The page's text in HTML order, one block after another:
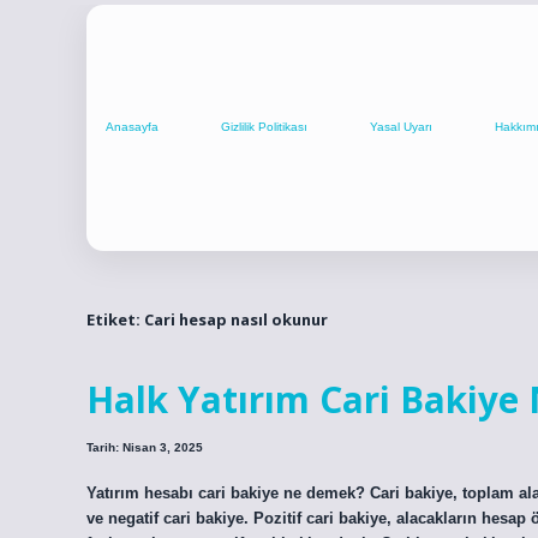
Anasayfa Gizlilik Politikası Yasal Uyarı
Etiket: Cari hesap nasıl okunur
Halk Yatırım Cari Bakiye
Tarih: Nisan 3, 2025
Yatırım hesabı cari bakiye ne demek? Cari bakiye, toplam
ve negatif cari bakiye. Pozitif cari bakiye, alacakların